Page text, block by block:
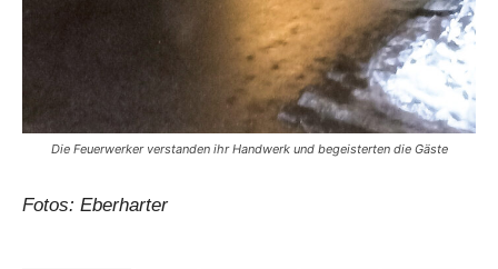
Die Feuerwerker verstanden ihr Handwerk und begeisterten die Gäste
Fotos: Eberharter